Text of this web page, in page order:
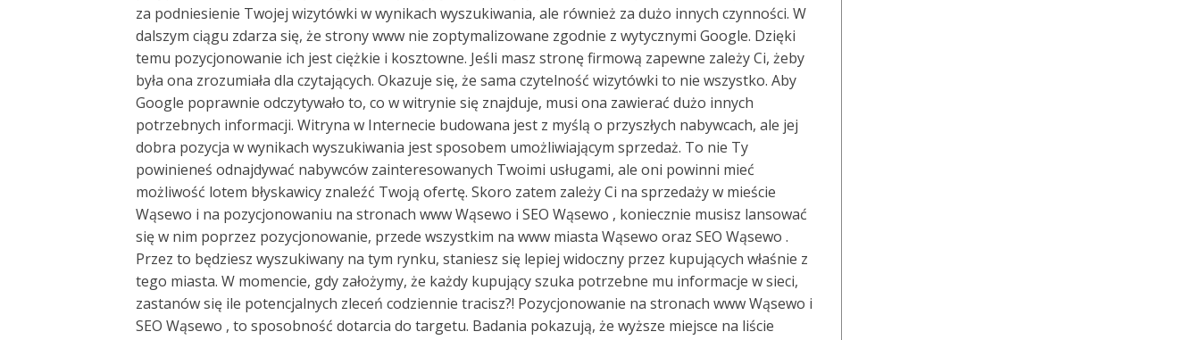
za podniesienie Twojej wizytówki w wynikach wyszukiwania, ale również za dużo innych czynności. W
dalszym ciągu zdarza się, że strony www nie zoptymalizowane zgodnie z wytycznymi Google. Dzięki
temu pozycjonowanie ich jest ciężkie i kosztowne. Jeśli masz stronę firmową zapewne zależy Ci, żeby
była ona zrozumiała dla czytających. Okazuje się, że sama czytelność wizytówki to nie wszystko. Aby
Google poprawnie odczytywało to, co w witrynie się znajduje, musi ona zawierać dużo innych
potrzebnych informacji. Witryna w Internecie budowana jest z myślą o przyszłych nabywcach, ale jej
dobra pozycja w wynikach wyszukiwania jest sposobem umożliwiającym sprzedaż. To nie Ty
powinieneś odnajdywać nabywców zainteresowanych Twoimi usługami, ale oni powinni mieć
możliwość lotem błyskawicy znaleźć Twoją ofertę. Skoro zatem zależy Ci na sprzedaży w mieście
Wąsewo i na pozycjonowaniu na stronach www Wąsewo i SEO Wąsewo , koniecznie musisz lansować
się w nim poprzez pozycjonowanie, przede wszystkim na www miasta Wąsewo oraz SEO Wąsewo .
Przez to będziesz wyszukiwany na tym rynku, staniesz się lepiej widoczny przez kupujących właśnie z
tego miasta. W momencie, gdy założymy, że każdy kupujący szuka potrzebne mu informacje w sieci,
zastanów się ile potencjalnych zleceń codziennie tracisz?! Pozycjonowanie na stronach www Wąsewo i
SEO Wąsewo , to sposobność dotarcia do targetu. Badania pokazują, że wyższe miejsce na liście